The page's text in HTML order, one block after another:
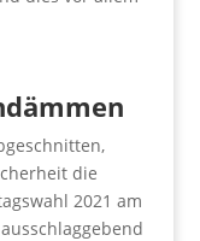
die
2021 am